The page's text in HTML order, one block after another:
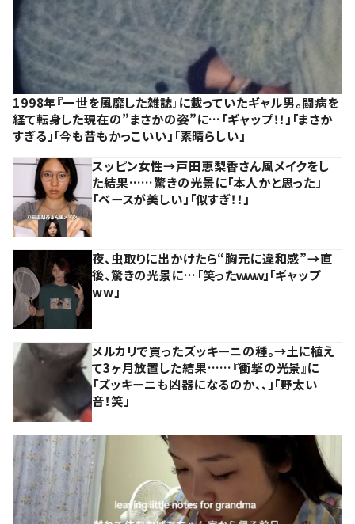
1998年『一世を風靡した雑誌』に載っていたギャル男。闘病を
経て転身した現在の”まさかの姿”に…「ギャップ！！」「まさか
すぎる」「今も昔もかっこいい」「素晴らしい」
スッピン女性→戸田恵梨香さん風メイクをし
た結果……驚きの光景に「本人かと思った」
「ベースが美しい」「似すぎ！！」
夜、虫取りに出かけたら“胸元に違和感”→直
後、驚きの光景に…「笑ったｗｗｗ」「ギャップ
ww」
メルカリで買ったズッキーニの種。→土に植え
て3ヶ月放置した結果……『衝撃の光景』に
「ズッキーニも凶器になるのか、、」「野太い
音！笑」